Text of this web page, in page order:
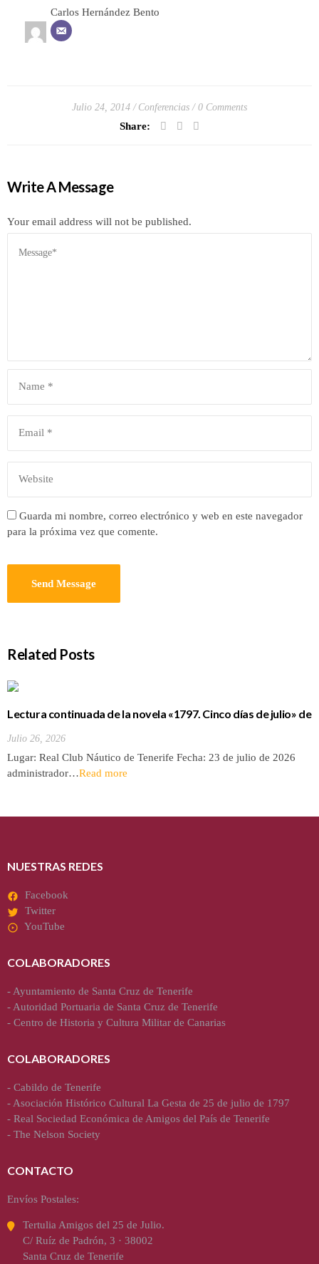
Carlos Hernández Bento
Julio 24, 2014 Conferencias 0 Comments
Share:
Write A Message
Your email address will not be published.
Guarda mi nombre, correo electrónico y web en este navegador
para la próxima vez que comente.
Related Posts
Lectura continuada de la novela «1797. Cinco días de julio» de
Julio 26, 2026
Lugar: Real Club Náutico de Tenerife Fecha: 23 de julio de 2026
administrador…Read more
NUESTRAS REDES
Facebook
Twitter
YouTube
COLABORADORES
-Ayuntamiento de Santa Cruz de Tenerife
-Autoridad Portuaria de Santa Cruz de Tenerife
- Centro de Historia y Cultura Militar de Canarias
COLABORADORES
- Cabildo de Tenerife
-Asociación Histórico Cultural La Gesta de 25 de julio de 1797
- Real Sociedad Económica de Amigos del País de Tenerife
- The Nelson Society
CONTACTO
Envíos Postales:
Tertulia Amigos del 25 de Julio.
C/ Ruíz de Padrón, 3 · 38002
Santa Cruz de Tenerife